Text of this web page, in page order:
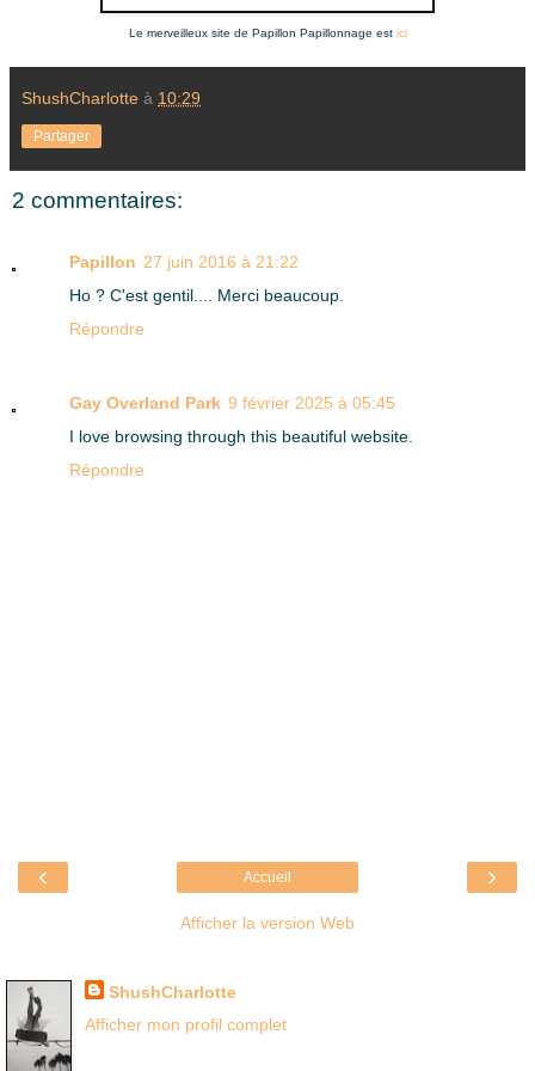
Le merveilleux site de Papillon Papillonnage est ici
ShushCharlotte à 10:29
Partager
2 commentaires:
Papillon 27 juin 2016 à 21:22
Ho ? C'est gentil.... Merci beaucoup.
Répondre
Gay Overland Park 9 février 2025 à 05:45
I love browsing through this beautiful website.
Répondre
‹ ›
Accueil
Afficher la version Web
ShushCharlotte
Afficher mon profil complet